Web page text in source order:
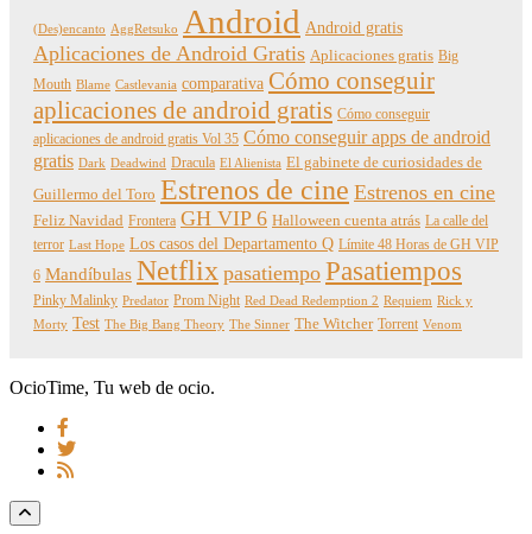
(Des)encanto AggRetsuko Android Android gratis
Aplicaciones de Android Gratis Aplicaciones gratis Big
Mouth Blame Castlevania comparativa Cómo conseguir
aplicaciones de android gratis Cómo conseguir
aplicaciones de android gratis Vol 35 Cómo conseguir apps de android
gratis Dark Deadwind Dracula El Alienista El gabinete de curiosidades de
Guillermo del Toro Estrenos de cine Estrenos en cine
Feliz Navidad Frontera GH VIP 6 Halloween cuenta atrás La calle del
terror Last Hope Los casos del Departamento Q Límite 48 Horas de GH VIP
6 Mandíbulas Netflix pasatiempo Pasatiempos
Pinky Malinky Predator Prom Night Red Dead Redemption 2 Requiem Rick y
Morty Test The Big Bang Theory The Sinner The Witcher Torrent Venom
OcioTime, Tu web de ocio.